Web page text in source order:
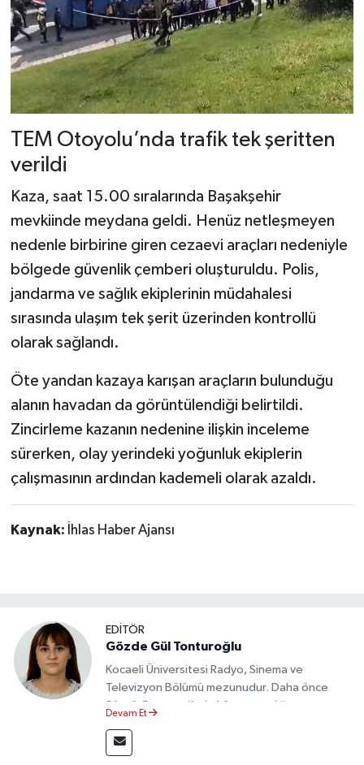
TEM Otoyolu’nda trafik tek şeritten
verildi
Kaza, saat 15.00 sıralarında Başakşehir
mevkiinde meydana geldi. Henüz netleşmeyen
nedenle birbirine giren cezaevi araçları nedeniyle
bölgede güvenlik çemberi oluşturuldu. Polis,
jandarma ve sağlık ekiplerinin müdahalesi
sırasında ulaşım tek şerit üzerinden kontrollü
olarak sağlandı.
Öte yandan kazaya karışan araçların bulunduğu
alanın havadan da görüntülendiği belirtildi.
Zincirleme kazanın nedenine ilişkin inceleme
sürerken, olay yerindeki yoğunluk ekiplerin
çalışmasının ardından kademeli olarak azaldı.
Kaynak: İhlas Haber Ajansı
EDİTÖR
Gözde Gül Tonturoğlu
Kocaeli Üniversitesi Radyo, Sinema ve
Televizyon Bölümü mezunudur. Daha önce
Sözcü Gazetesi’nde köşe yazarlığı yapmış ve
Devam Et
Yerel Haberler
Haber Arşivi